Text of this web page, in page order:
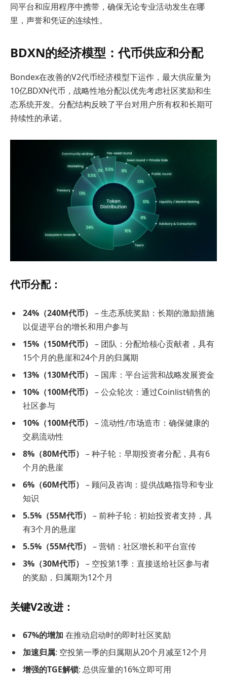
同平台和应用程序中携带，确保无论专业活动发生在哪
里，声誉和凭证的连续性。
BDXN的经济模型：代币供应和分配
Bondex在改善的V2代币经济模型下运作，最大供应量为
10亿BDXN代币，战略性地分配以优先考虑社区奖励和生
态系统开发。分配结构反映了平台对用户所有权和长期可
持续性的承诺。
代币分配：
24%（240M代币） – 生态系统奖励：长期的激励措施
以促进平台的增长和用户参与
15%（150M代币） – 团队：分配给核心贡献者，具有
15个月的悬崖和24个月的归属期
13%（130M代币） – 国库：平台运营和战略发展资金
10%（100M代币） – 公众轮次：通过Coinlist销售的
社区参与
10%（100M代币） – 流动性/市场造市：确保健康的
交易流动性
8%（80M代币） – 种子轮：早期投资者分配，具有6
个月的悬崖
6%（60M代币） – 顾问及咨询：提供战略指导和专业
知识
5.5%（55M代币） – 前种子轮：初始投资者支持，具
有3个月的悬崖
5.5%（55M代币） – 营销：社区增长和平台宣传
3%（30M代币） – 空投第1季：直接送给社区参与者
的奖励，归属期为12个月
关键V2改进：
67%的增加 在推动启动时的即时社区奖励
加速归属: 空投第一季的归属期从20个月减至12个月
增强的TGE解锁: 总供应量的16%立即可用